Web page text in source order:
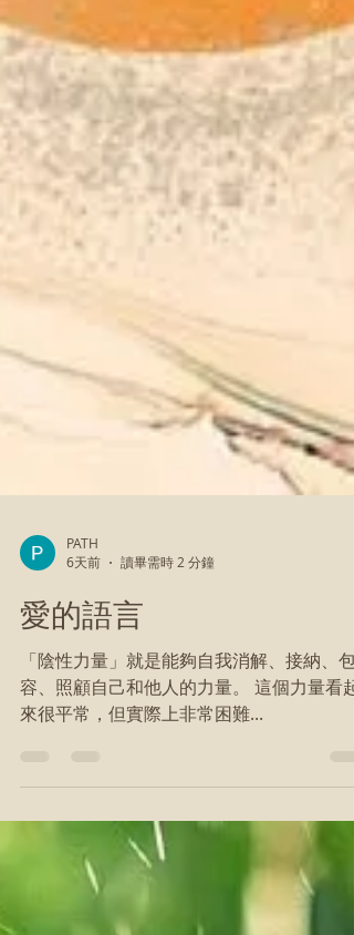
6天前
讀畢需時 2 分鐘
愛的語言
「陰性力量」就是能夠自我消解、接納、包
容、照顧自己和他人的力量。 這個力量看起